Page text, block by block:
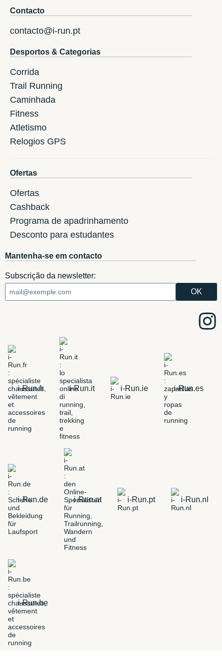
Contacto
contacto@i-run.pt
Desportos & Categorias
Corrida
Trail Running
Caminhada
Fitness
Atletismo
Relogios GPS
Ofertas
Ofertas
Cashback
Programa de apadrinhamento
Desconto para estudantes
Mantenha-se em contacto
Subscrição da newsletter:
i-Run.fr i-Run.it i-Run.ie i-Run.es
i-Run.de i-Run.at i-Run.pt i-Run.nl
i-Run.be